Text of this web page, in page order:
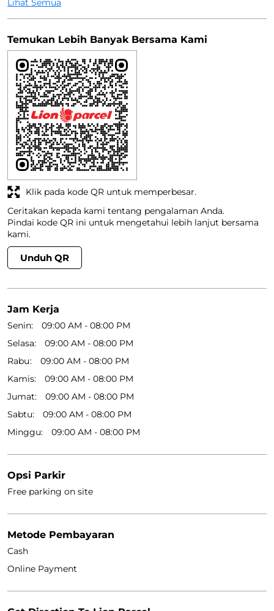
Lihat Semua
Temukan Lebih Banyak Bersama Kami
Ceritakan kepada kami tentang pengalaman Anda.
Pindai kode QR ini untuk mengetahui lebih lanjut bersama
kami.
Unduh QR
Klik pada kode QR untuk memperbesar.
Jam Kerja
Senin
09:00 AM - 08:00 PM
Selasa
09:00 AM - 08:00 PM
Rabu
09:00 AM - 08:00 PM
Kamis
09:00 AM - 08:00 PM
Jumat
09:00 AM - 08:00 PM
Sabtu
09:00 AM - 08:00 PM
Minggu
09:00 AM - 08:00 PM
Opsi Parkir
Free parking on site
Metode Pembayaran
Cash
Online Payment